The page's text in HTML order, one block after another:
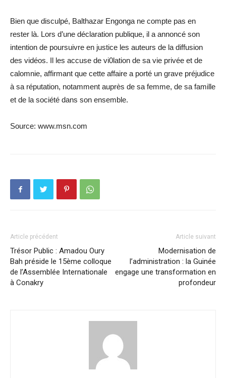
Bien que disculpé, Balthazar Engonga ne compte pas en
rester là. Lors d’une déclaration publique, il a annoncé son
intention de poursuivre en justice les auteurs de la diffusion
des vidéos. Il les accuse de vi0lation de sa vie privée et de
calomnie, affirmant que cette affaire a porté un grave préjudice
à sa réputation, notamment auprès de sa femme, de sa famille
et de la société dans son ensemble.
Source: www.msn.com
Article précédent
Trésor Public : Amadou Oury
Bah préside le 15ème colloque
de l’Assemblée Internationale
à Conakry
Article suivant
Modernisation de
l’administration : la Guinée
engage une transformation en
profondeur